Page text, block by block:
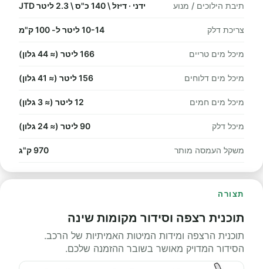
תיבת הילוכים / מנוע ידני · דיזל \ 140 כ"ס \ 2.3 ליטר JTD
צריכת דלק 10-14 ליטר ל- 100 ק"מ
מיכל מים טריים 166 ליטר (≈ 44 גלון)
מיכל מים דלוחים 156 ליטר (≈ 41 גלון)
מיכל מים חמים 12 ליטר (≈ 3 גלון)
מיכל דלק 90 ליטר (≈ 24 גלון)
משקל העמסה מותר 970 ק"ג
תצורה
תוכנית רצפה וסידור מקומות שינה
תוכנית הרצפה ומידות המיטות האמיתיות של הרכב.
הסידור המדויק מאושר בשובר ההזמנה שלכם.